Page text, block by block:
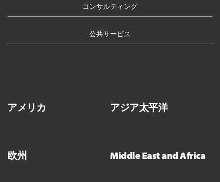
コンサルティング
公共サービス
アメリカ アジア太平洋
欧州 Middle East and Africa